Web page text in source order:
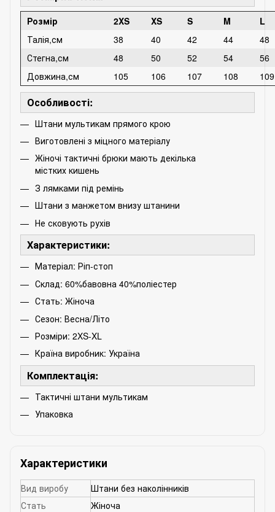
Розмір 2XS XS S M
L
Талія,см
38 40 42 44
48
Стегна,см
48 50 52 54
56
Довжина,см
105 106 107 108 109
Особливості:
Штани мультикам прямого крою
Виготовлені з міцного матеріалу
Жіночі тактичні брюки мають декілька
містких кишень
З лямками під ремінь
Штани з манжетом внизу штанини
Не сковують рухів
Характеристики:
Матеріал: Ріп-стоп
Склад: 60%бавовна 40%поліестер
Стать: Жіноча
Сезон: Весна/Літо
Розміри: 2XS-XL
Країна виробник: Україна
Комплектація:
Тактичні штани мультикам
Упаковка
Характеристики
Вид виробу
Штани без наколінників
Стать
Жіноча